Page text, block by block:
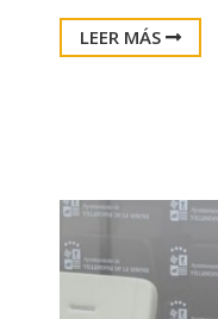
LEER MÁS